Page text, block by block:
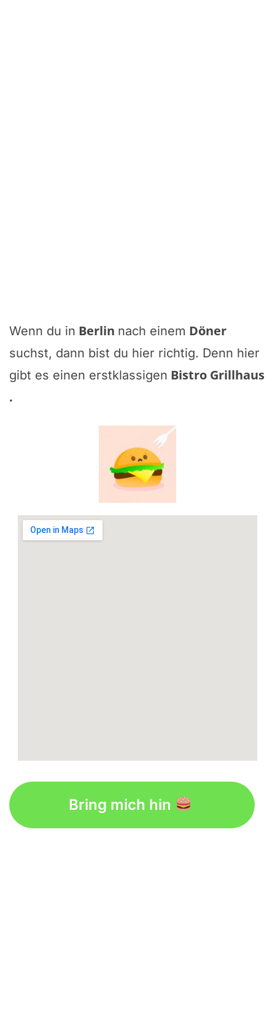
Wenn du in Berlin nach einem Döner
suchst, dann bist du hier richtig. Denn hier
gibt es einen erstklassigen Bistro Grillhaus
.
Bring mich hin